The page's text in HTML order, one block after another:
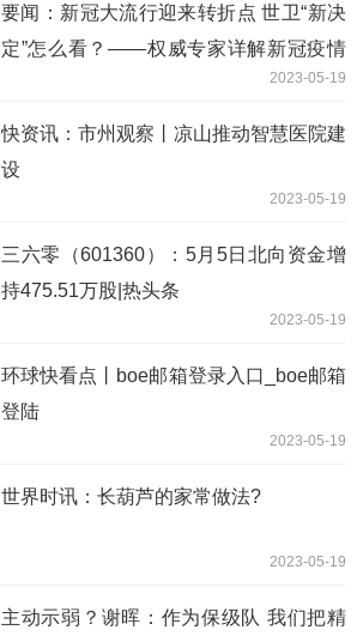
要闻：新冠大流行迎来转折点 世卫“新决
定”怎么看？——权威专家详解新冠疫情
2023-05-19
快资讯：市州观察丨凉山推动智慧医院建
设
2023-05-19
三六零（601360）：5月5日北向资金增
持475.51万股|热头条
2023-05-19
环球快看点丨boe邮箱登录入口_boe邮箱
登陆
2023-05-19
世界时讯：长葫芦的家常做法?
2023-05-19
主动示弱？谢晖：作为保级队 我们把精